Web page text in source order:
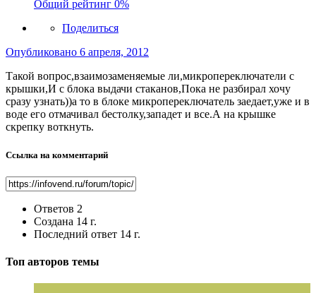
Общий рейтинг 0%
Поделиться
Опубликовано 6 апреля, 2012
Такой вопрос,взаимозаменяемые ли,микропереключатели с
крышки,И с блока выдачи стаканов,Пока не разбирал хочу
сразу узнать))а то в блоке микропереключатель заедает,уже и в
воде его отмачивал бестолку,западет и все.А на крышке
скрепку воткнуть.
Ссылка на комментарий
Ответов 2
Создана 14 г.
Последний ответ 14 г.
Топ авторов темы